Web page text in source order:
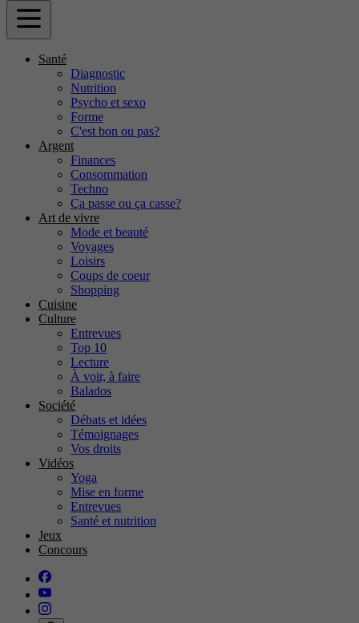
Santé
Diagnostic
Nutrition
Psycho et sexo
Forme
C'est bon ou pas?
Argent
Finances
Consommation
Techno
Ça passe ou ça casse?
Art de vivre
Mode et beauté
Voyages
Loisirs
Coups de coeur
Shopping
Cuisine
Culture
Entrevues
Top 10
Lecture
À voir, à faire
Balados
Société
Débats et idées
Témoignages
Vos droits
Vidéos
Yoga
Mise en forme
Entrevues
Santé et nutrition
Jeux
Concours